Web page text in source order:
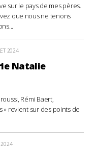
sur le pays de mes pères.
que nous ne tenons
2024
Natalie
Rémi Baert,
» revient sur des points de
2024